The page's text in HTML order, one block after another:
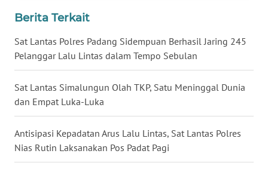
Berita Terkait
Sat Lantas Polres Padang Sidempuan Berhasil Jaring 245
Pelanggar Lalu Lintas dalam Tempo Sebulan
Sat Lantas Simalungun Olah TKP, Satu Meninggal Dunia
dan Empat Luka-Luka
Antisipasi Kepadatan Arus Lalu Lintas, Sat Lantas Polres
Nias Rutin Laksanakan Pos Padat Pagi
KALBAR
WN
KALTENG
WN
KALTARA
WN
KALSEL